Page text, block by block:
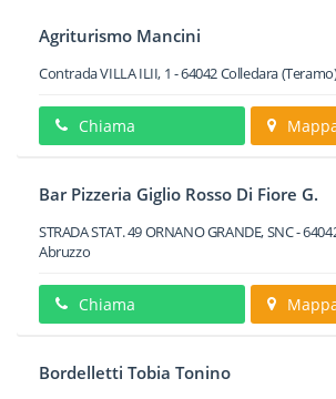
Agriturismo Mancini
Contrada VILLA ILII, 1 -64042Colledara
Chiama
Bar Pizzeria Giglio Rosso Di Fiore G.
STRADA STAT. 49 ORNANO GRANDE, SNC-
Abruzzo
Chiama
Bordelletti Tobia Tonino